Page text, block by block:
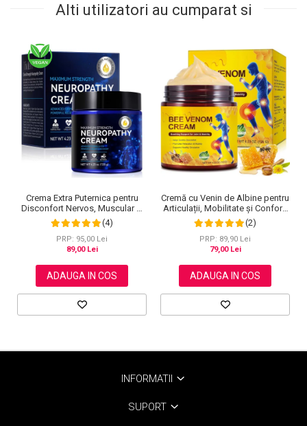
Alti utilizatori au cumparat si
Crema Extra Puternica pentru
Disconfort Nervos, Muscular si
Articular, 120 g
(4)
PRP: 95,00 Lei
89,00 Lei
ADAUGA IN COS
Cremă cu Venin de Albine pentru
Articulații, Mobilitate și Confort,
120 g
(2)
PRP: 89,90 Lei
79,00 Lei
ADAUGA IN COS
INFORMATII
SUPORT